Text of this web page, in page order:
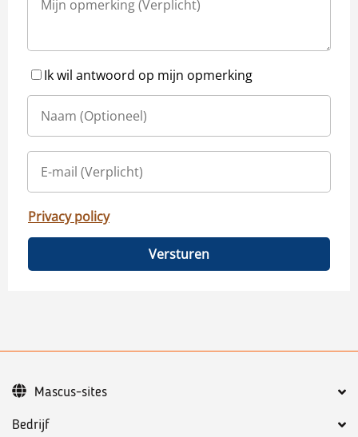
Ik wil antwoord op mijn opmerking
Privacy policy
Versturen
Bedrijf
Mascus-sites